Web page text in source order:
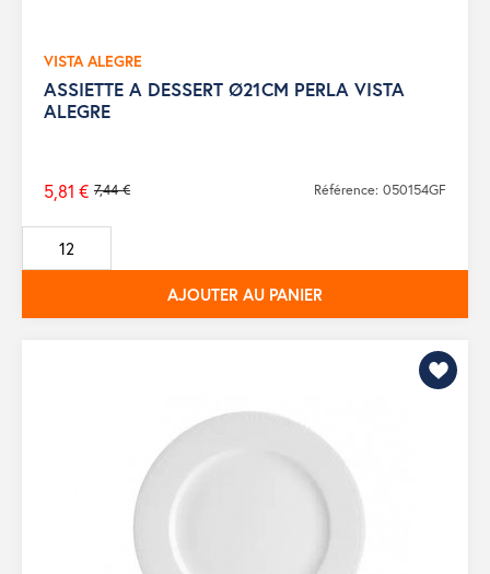
VISTA ALEGRE
ASSIETTE A DESSERT Ø21CM PERLA VISTA
ALEGRE
Prix
de
base
7,44 €
5,81 € Référence: 050154GF
AJOUTER AU PANIER